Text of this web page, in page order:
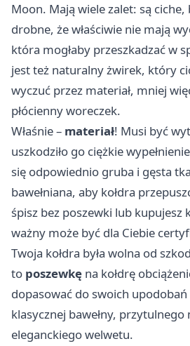
Moon. Mają wiele zalet: są
drobne, że właściwie nie mają
która mogłaby przeszkadzać w
jest też naturalny żwirek, który
wyczuć przez materiał, mniej
płócienny woreczek.
Właśnie – materiał! Musi być
uszkodziło go ciężkie
się odpowiednio gruba i gęsta
bawełniana, aby kołdra
śpisz bez poszewki lub kupujesz
ważny może być dla Ciebie
Twoja kołdra była wolna od
to poszewkę na kołdrę
dopasować do swoich
klasycznej bawełny, przytulnego
eleganckiego welwetu.